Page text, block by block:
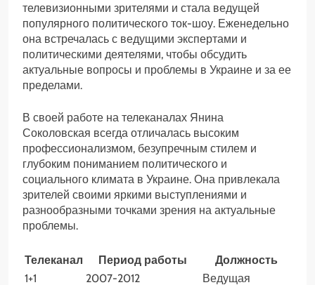
телевизионными зрителями и стала ведущей
популярного политического ток-шоу. Еженедельно
она встречалась с ведущими экспертами и
политическими деятелями, чтобы обсудить
актуальные вопросы и проблемы в Украине и за ее
пределами.
В своей работе на телеканалах Янина
Соколовская всегда отличалась высоким
профессионализмом, безупречным стилем и
глубоким пониманием политического и
социального климата в Украине. Она привлекала
зрителей своими яркими выступлениями и
разнообразными точками зрения на актуальные
проблемы.
Телеканал Период работы
Должность
1+1
2007-2012
Ведущая